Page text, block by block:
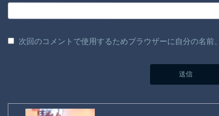
次回のコメントで使用するためブラウザーに自分の名